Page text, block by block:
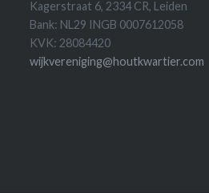
Kagerstraat 6, 2334 CR, Leiden
Bank: NL29 INGB 0007612058
KVK: 28084420
wijkvereniging@houtkwartier.com